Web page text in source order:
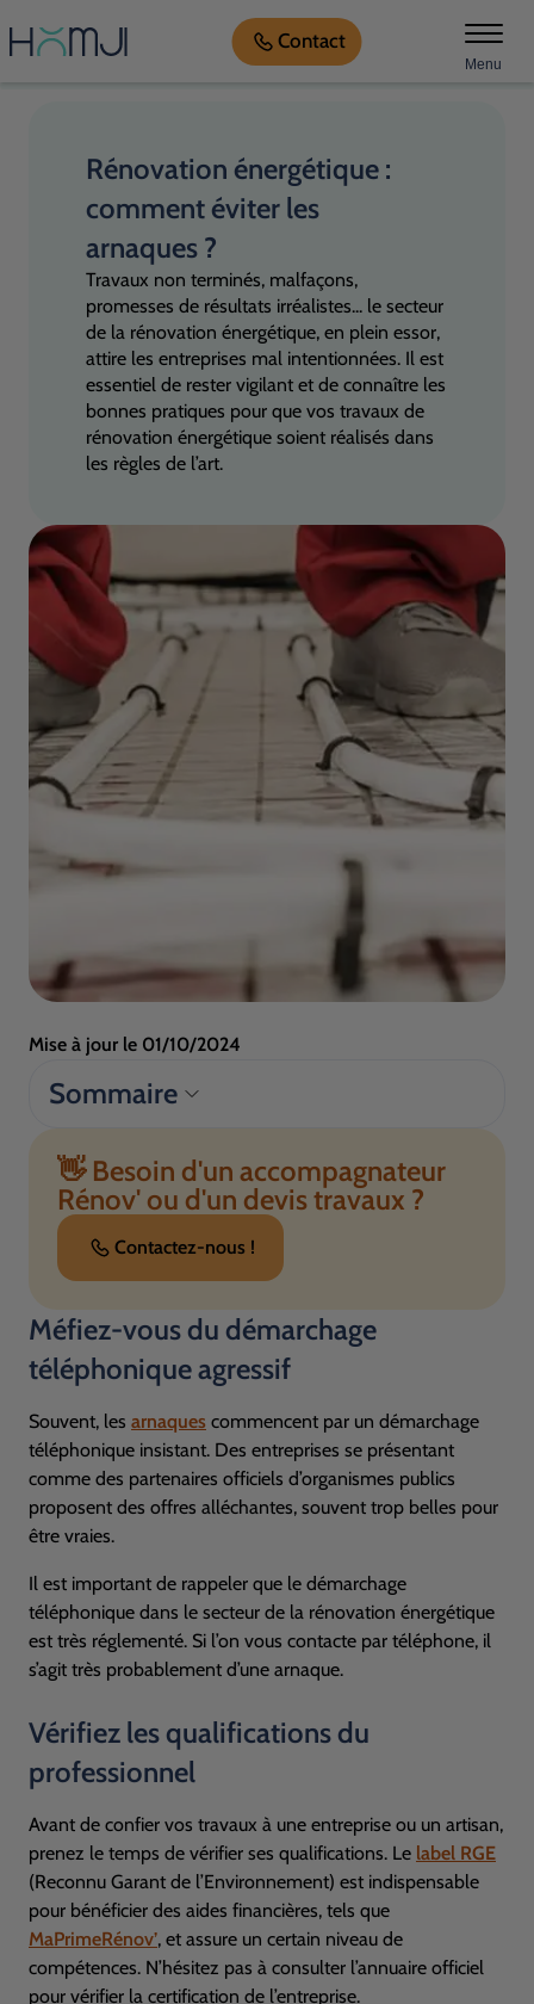
Menu
Contact
Rénovation énergétique :
comment éviter les
arnaques ?
Travaux non terminés, malfaçons,
promesses de résultats irréalistes... le secteur
de la rénovation énergétique, en plein essor,
attire les entreprises mal intentionnées. Il est
essentiel de rester vigilant et de connaître les
bonnes pratiques pour que vos travaux de
rénovation énergétique soient réalisés dans
les règles de l’art.
Mise à jour le 01/10/2024
Sommaire
👋 Besoin d'un accompagnateur
Rénov' ou d'un devis travaux ?
Contactez-nous !
Méfiez-vous du démarchage
téléphonique agressif
Souvent, les arnaques commencent par un démarchage
téléphonique insistant. Des entreprises se présentant
comme des partenaires officiels d’organismes publics
proposent des offres alléchantes, souvent trop belles pour
être vraies.
Il est important de rappeler que le démarchage
téléphonique dans le secteur de la rénovation énergétique
est très réglementé. Si l’on vous contacte par téléphone, il
s’agit très probablement d’une arnaque.
Vérifiez les qualifications du
professionnel
Avant de confier vos travaux à une entreprise ou un artisan,
prenez le temps de vérifier ses qualifications. Le label RGE
(Reconnu Garant de l’Environnement) est indispensable
pour bénéficier des aides financières, tels que
MaPrimeRénov’, et assure un certain niveau de
compétences. N’hésitez pas à consulter l’annuaire officiel
pour vérifier la certification de l’entreprise.